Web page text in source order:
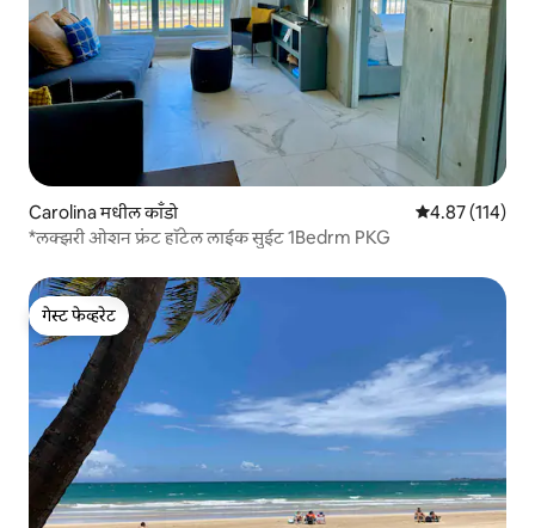
Carolina मधील काँडो 5 पैकी 4.87
4.87 (114)
*लक्झरी ओशन फ्रंट हॉटेल लाईक सुईट 1Bedrm PKG
गेस्ट फेव्हरेट
गेस्ट फेव्हरेट